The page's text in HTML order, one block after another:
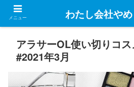
アラサーOL使い切りコ
#2021年3月
メニュー わたし会社やめ